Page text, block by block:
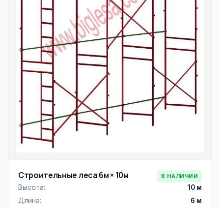
Строительные леса 6м × 10м В НАЛИЧИИ
Высота:
10 м
Длина:
6 м